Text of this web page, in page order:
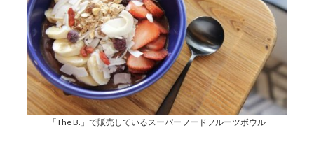
「The B.」で販売しているスーパーフードフルーツボウル